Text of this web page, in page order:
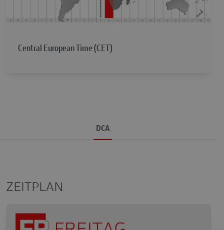
Central European Time (CET)
DCA
ZEITPLAN